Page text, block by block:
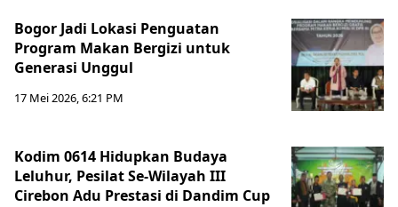
Bogor Jadi Lokasi Penguatan
Program Makan Bergizi untuk
Generasi Unggul
17 Mei 2026, 6:21 PM
Kodim 0614 Hidupkan Budaya
Leluhur, Pesilat Se-Wilayah III
Cirebon Adu Prestasi di Dandim Cup